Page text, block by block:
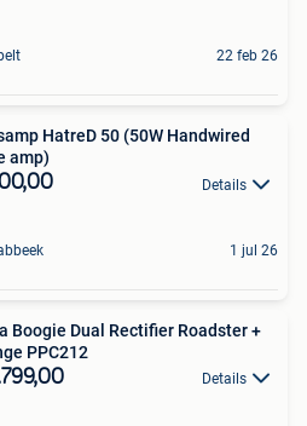
22 feb 26
HatreD 50 (50W Handwired
amp)
Details
1 jul 26
Boogie Dual Rectifier Roadster +
PPC212
Details